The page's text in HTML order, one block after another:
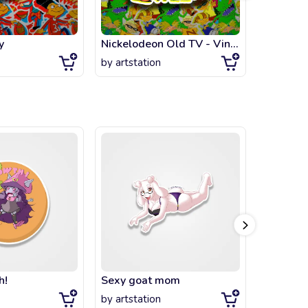
Nickelodeon Old TV - Vintage Cartoons
by artstation
Sexy goat mom
by artstation